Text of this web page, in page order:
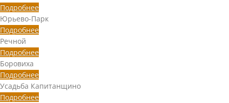
Подробнее
Юрьево-Парк
Подробнее
Речной
Подробнее
Боровиха
Подробнее
Усадьба Капитанщино
Подробнее